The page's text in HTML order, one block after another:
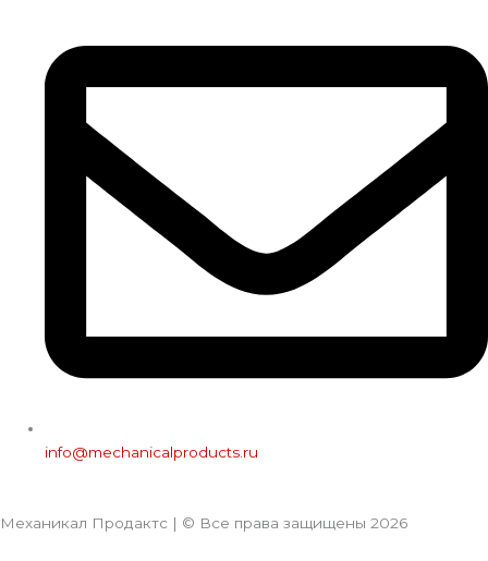
info@mechanicalproducts.ru
Механикал Продактс | © Все права защищены 2026